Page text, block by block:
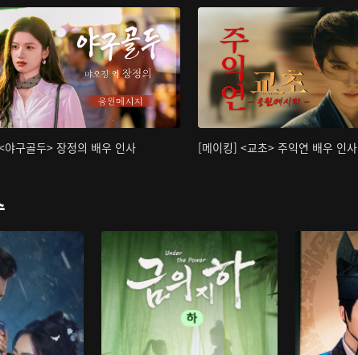
야구골두> 장정의 배우 인사 [메이킹] <교초> 주익연 배우 인사